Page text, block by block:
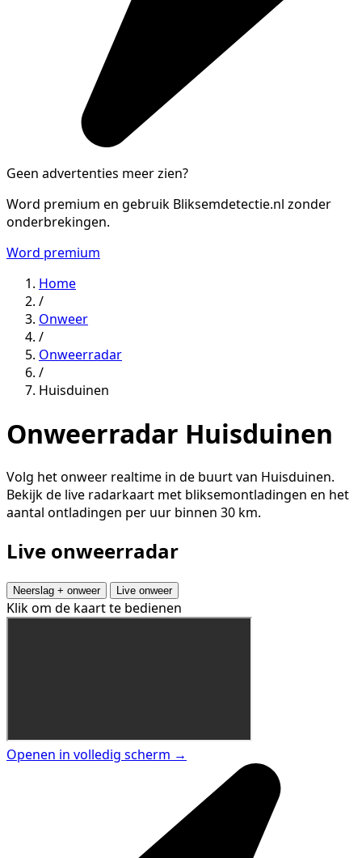
Geen advertenties meer zien?
Word premium en gebruik Bliksemdetectie.nl zonder
onderbrekingen.
Word premium
Home
/
Onweer
/
Onweerradar
/
Huisduinen
Onweerradar Huisduinen
Volg het onweer realtime in de buurt van Huisduinen.
Bekijk de live radarkaart met bliksemontladingen en het
aantal ontladingen per uur binnen 30 km.
Live onweerradar
Neerslag + onweer Live onweer
Klik om de kaart te bedienen
Openen in volledig scherm →